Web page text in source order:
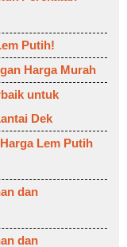
Putih!
Harga Murah
untuk
Dek
Lem Putih
dan
dan